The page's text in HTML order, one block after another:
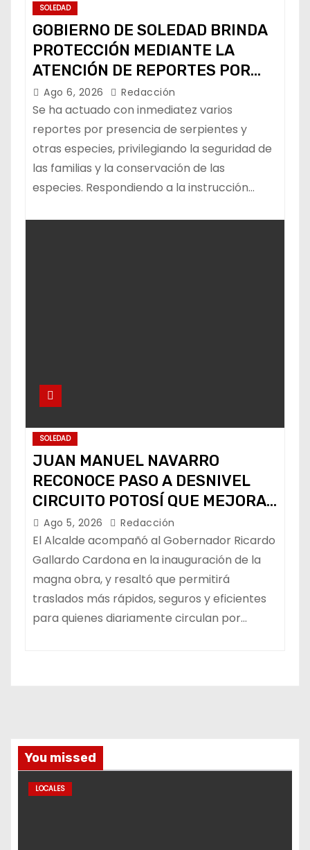
SOLEDAD
GOBIERNO DE SOLEDAD BRINDA
PROTECCIÓN MEDIANTE LA
ATENCIÓN DE REPORTES POR
FAUNA SILVESTRE
Ago 6, 2026 Redacción
Se ha actuado con inmediatez varios
reportes por presencia de serpientes y
otras especies, privilegiando la seguridad de
las familias y la conservación de las
especies. Respondiendo a la instrucción…
SOLEDAD
JUAN MANUEL NAVARRO
RECONOCE PASO A DESNIVEL
CIRCUITO POTOSÍ QUE MEJORA
LA MOVILIDAD METROPOLITANA
Ago 5, 2026 Redacción
El Alcalde acompañó al Gobernador Ricardo
Gallardo Cardona en la inauguración de la
magna obra, y resaltó que permitirá
traslados más rápidos, seguros y eficientes
para quienes diariamente circulan por…
You missed
LOCALES